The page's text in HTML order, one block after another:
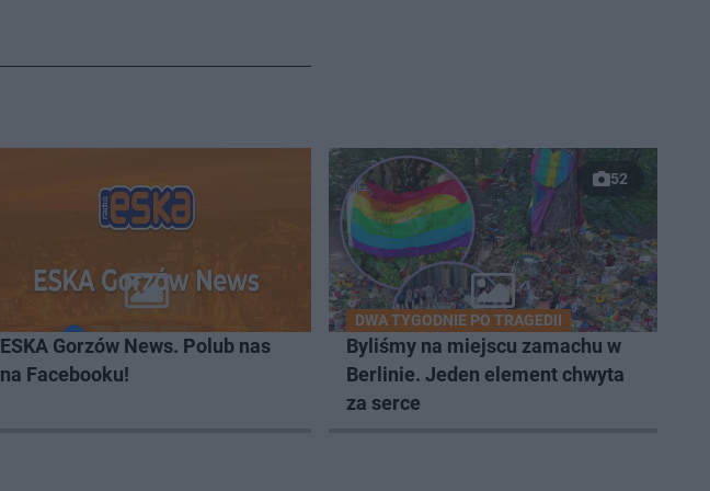
ESKA Gorzów News. Polub nas
na Facebooku!
52
DWA TYGODNIE PO TRAGEDII
Byliśmy na miejscu zamachu w
Berlinie. Jeden element chwyta
za serce